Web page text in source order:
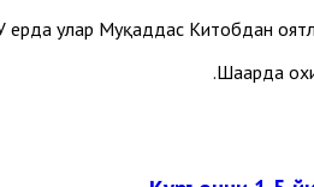
ерда улар Муқаддас Китобдан
Шаҳарда